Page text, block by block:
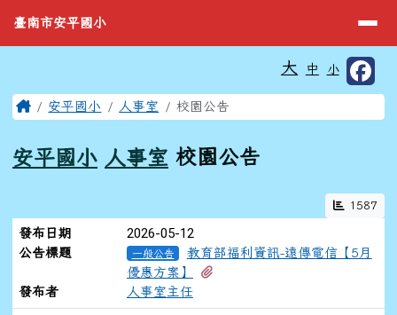
臺南市安平國小
導覽列
臺南市安平國小
⏸
大 中 小
主內容區域
Home安平國小 人事室 校園公告
安平國小 人事室 校園公告
1587
新聞列表
發布日期 2026-05-12
公告標題 一般公告
教育部福利資訊-遠傳電信【5月
優惠方案】
發布者
人事室主任
頁尾區域